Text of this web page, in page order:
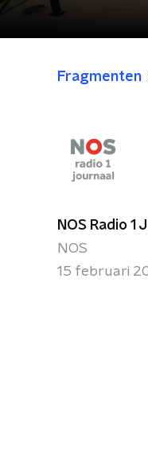
Fragmenten
NOS Radio 1
NOS
15 februari